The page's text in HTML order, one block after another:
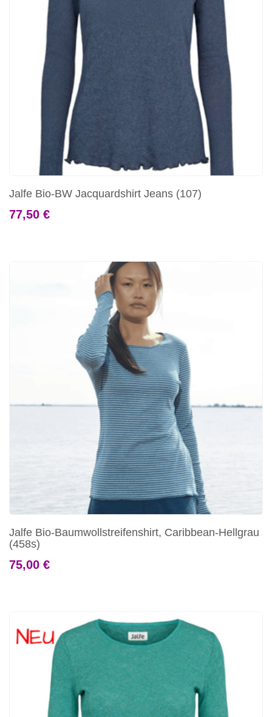
Jalfe Bio-BW Jacquardshirt Jeans (107)
77,50 €
Jalfe Bio-Baumwollstreifenshirt, Caribbean-Hellgrau
(458s)
75,00 €